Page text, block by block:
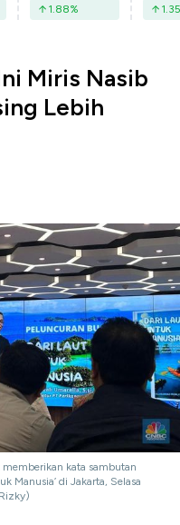
1.88% 1.35
Miris Nasib
Lebih
memberikan kata sambutan
Manusia’ di Jakarta, Selasa